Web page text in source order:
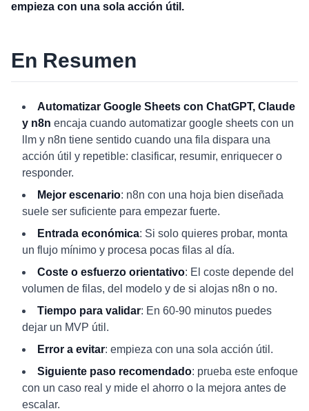
empieza con una sola acción útil.
En Resumen
Automatizar Google Sheets con ChatGPT, Claude
y n8n encaja cuando automatizar google sheets con un
llm y n8n tiene sentido cuando una fila dispara una
acción útil y repetible: clasificar, resumir, enriquecer o
responder.
Mejor escenario: n8n con una hoja bien diseñada
suele ser suficiente para empezar fuerte.
Entrada económica: Si solo quieres probar, monta
un flujo mínimo y procesa pocas filas al día.
Coste o esfuerzo orientativo: El coste depende del
volumen de filas, del modelo y de si alojas n8n o no.
Tiempo para validar: En 60-90 minutos puedes
dejar un MVP útil.
Error a evitar: empieza con una sola acción útil.
Siguiente paso recomendado: prueba este enfoque
con un caso real y mide el ahorro o la mejora antes de
escalar.